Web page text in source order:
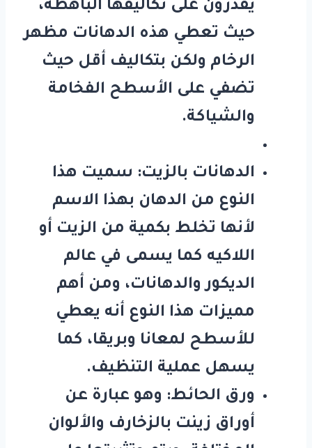
يقدرون على تكاليفها الباهظة،
حيث تعطي هذه الدهانات مظهر
الرخام ولكن بتكاليف أقل حيث
تضفي على الأسطح الفخامة
والشياكة.
الدهانات بالزيت: سميت هذا
النوع من الدهان بهذا الاسم
لأنها تخلط بكمية من الزيت أو
اللاكيه كما يسمى في عالم
الديكور والدهانات، ومن أهم
مميزات هذا النوع أنه يعطي
للأسطح لمعانا وبريقا، كما
يسهل عملية التنظيف.
ورق الحائط: وهو عبارة عن
أوراق زينت بالزخارف والألوان